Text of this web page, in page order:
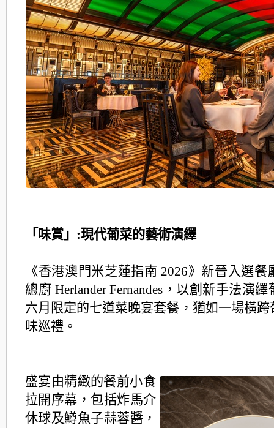
「味賞」:現代葡菜的藝術演繹
《香港澳門米芝蓮指南 2026》新晉入選餐
總廚 Herlander Fernandes， 以創新手法演繹
六月限定的七道菜晚宴套餐，猶如一場橫跨
味巡禮。
盛宴由精緻的餐前小食
拉開序幕，包括炸馬介
休球及鱒魚子蒜蓉醬，